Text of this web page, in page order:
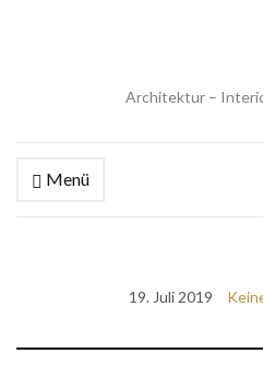
Architektur –
Menü
19. Juli 2019